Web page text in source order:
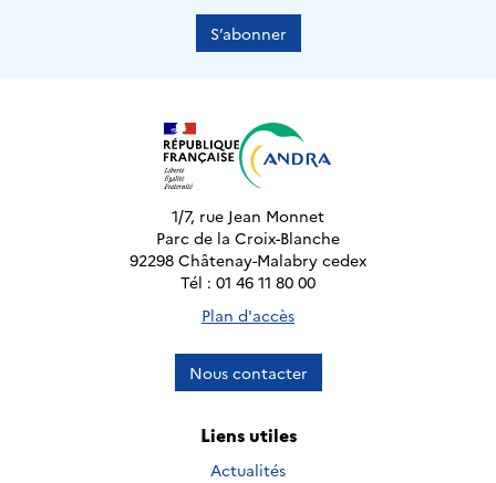
S’abonner
1/7, rue Jean Monnet
Parc de la Croix-Blanche
92298 Châtenay-Malabry cedex
Tél : 01 46 11 80 00
Plan d'accès
Nous contacter
Liens utiles
Actualités